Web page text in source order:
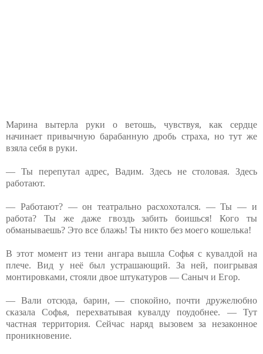
Марина вытерла руки о ветошь, чувствуя, как сердце
начинает привычную барабанную дробь страха, но тут же
взяла себя в руки.
— Ты перепутал адрес, Вадим. Здесь не столовая. Здесь
работают.
— Работают? — он театрально расхохотался. — Ты — и
работа? Ты же даже гвоздь забить боишься! Кого ты
обманываешь? Это все блажь! Ты никто без моего кошелька!
В этот момент из тени ангара вышла Софья с кувалдой на
плече. Вид у неё был устрашающий. За ней, поигрывая
монтировками, стояли двое штукатуров — Саныч и Егор.
— Вали отсюда, барин, — спокойно, почти дружелюбно
сказала Софья, перехватывая кувалду поудобнее. — Тут
частная территория. Сейчас наряд вызовем за незаконное
проникновение.